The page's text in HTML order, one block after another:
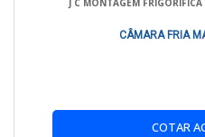
estável, ideal para o
CÂMARA FRIA
COTAR